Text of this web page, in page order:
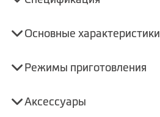
Основные характеристики
Режимы приготовления
Аксессуары